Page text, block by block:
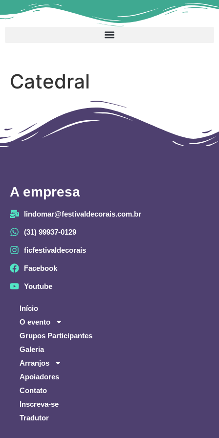
Catedral
A empresa
lindomar@festivaldecorais.com.br
(31) 99937-0129
ficfestivaldecorais
Facebook
Youtube
Início
O evento
Grupos Participantes
Galeria
Arranjos
Apoiadores
Contato
Inscreva-se
Tradutor